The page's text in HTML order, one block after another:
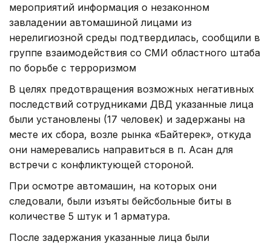
мероприятий информация о незаконном
завладении автомашиной лицами из
нерелигиозной среды подтвердилась, сообщили в
группе взаимодействия со СМИ областного штаба
по борьбе с терроризмом
В целях предотвращения возможных негативных
последствий сотрудниками ДВД указанные лица
были установлены (17 человек) и задержаны на
месте их сбора, возле рынка «Байтерек», откуда
они намеревались направиться в п. Асан для
встречи с конфликтующей стороной.
При осмотре автомашин, на которых они
следовали, были изъяты бейсбольные биты в
количестве 5 штук и 1 арматура.
После задержания указанные лица были